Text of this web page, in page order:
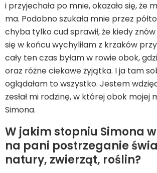
i przyjechała po mnie, okazało się, że
ma. Podobno szukała mnie przez
chyba tylko cud sprawił, że kiedy znów
się w końcu wychyliłam z krzaków
cały ten czas byłam w rowie obok,
oraz różne ciekawe żyjątka. I ja tam
oglądałam to wszystko. Jestem
zesłał mi rodzinę, w której obok mojej
Simona.
W jakim stopniu Simona
na pani postrzeganie
natury, zwierząt, roślin?